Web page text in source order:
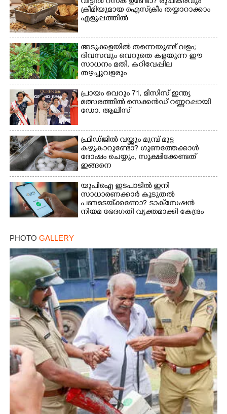
ക്രീമിയുമായ ഐസ്ക്രീം തയ്യാറാക്കാം
എളുപ്പത്തിൽ
അടുക്കളയിൽ തന്നെയുണ്ട് വളം;
ദിവസവും വെറുതെ കളയുന്ന ഈ
സാധനം മതി, കറിവേപ്പില
തഴച്ചുവളരും
പ്രായം വെറും 71, മിസിസ് ഇന്ത്യ
മത്സരത്തിൽ സെക്കൻഡ് റണ്ണറപ്പായി
ഡോ. ആലീസ്
ഫ്രിഡ്ജിൽ വയ്ക്കും മുമ്പ് മുട്ട
കഴുകാറുണ്ടോ? ഗുണത്തേക്കാൾ
ദോഷം ചെയ്യും,​ സൂക്ഷിക്കേണ്ടത്
ഇങ്ങനെ
യുപിഐ ഇടപാടിൽ ഇനി
സാധാരണക്കാർ കൂടുതൽ
പണമടയ്‌ക്കണോ?​ ടാക്‌സേഷൻ
നിയമ ഭേദഗതി വ്യക്തമാക്കി കേന്ദ്രം
PHOTO GALLERY
×
Share this link
Copy Link